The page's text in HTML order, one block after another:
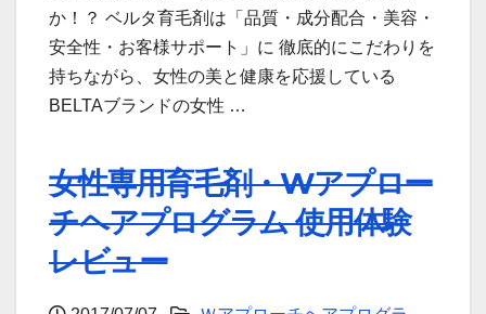
か！？ ベルタ育毛剤は「品質・成分配合・美容・
安全性・お客様サポート」に 徹底的にこだわりを
持ちながら、女性の美と健康を応援している
BELTAブランドの女性 …
女性専用育毛剤・Wアプロー
チヘアプログラム 使用体験
レビュー